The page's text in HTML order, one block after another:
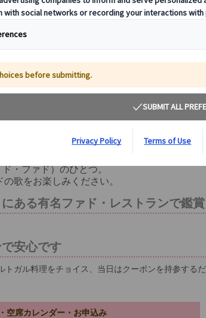
ラ・ジ・ムルサ（Palacio de la Senhora de
・ファド）のひとつ。
歌をお楽しみください。
ある有名ファド・レストランで鑑賞
安心です
ガル料理をチョイス、当日はクーポンを持参する
空席カレンダー・お申込み